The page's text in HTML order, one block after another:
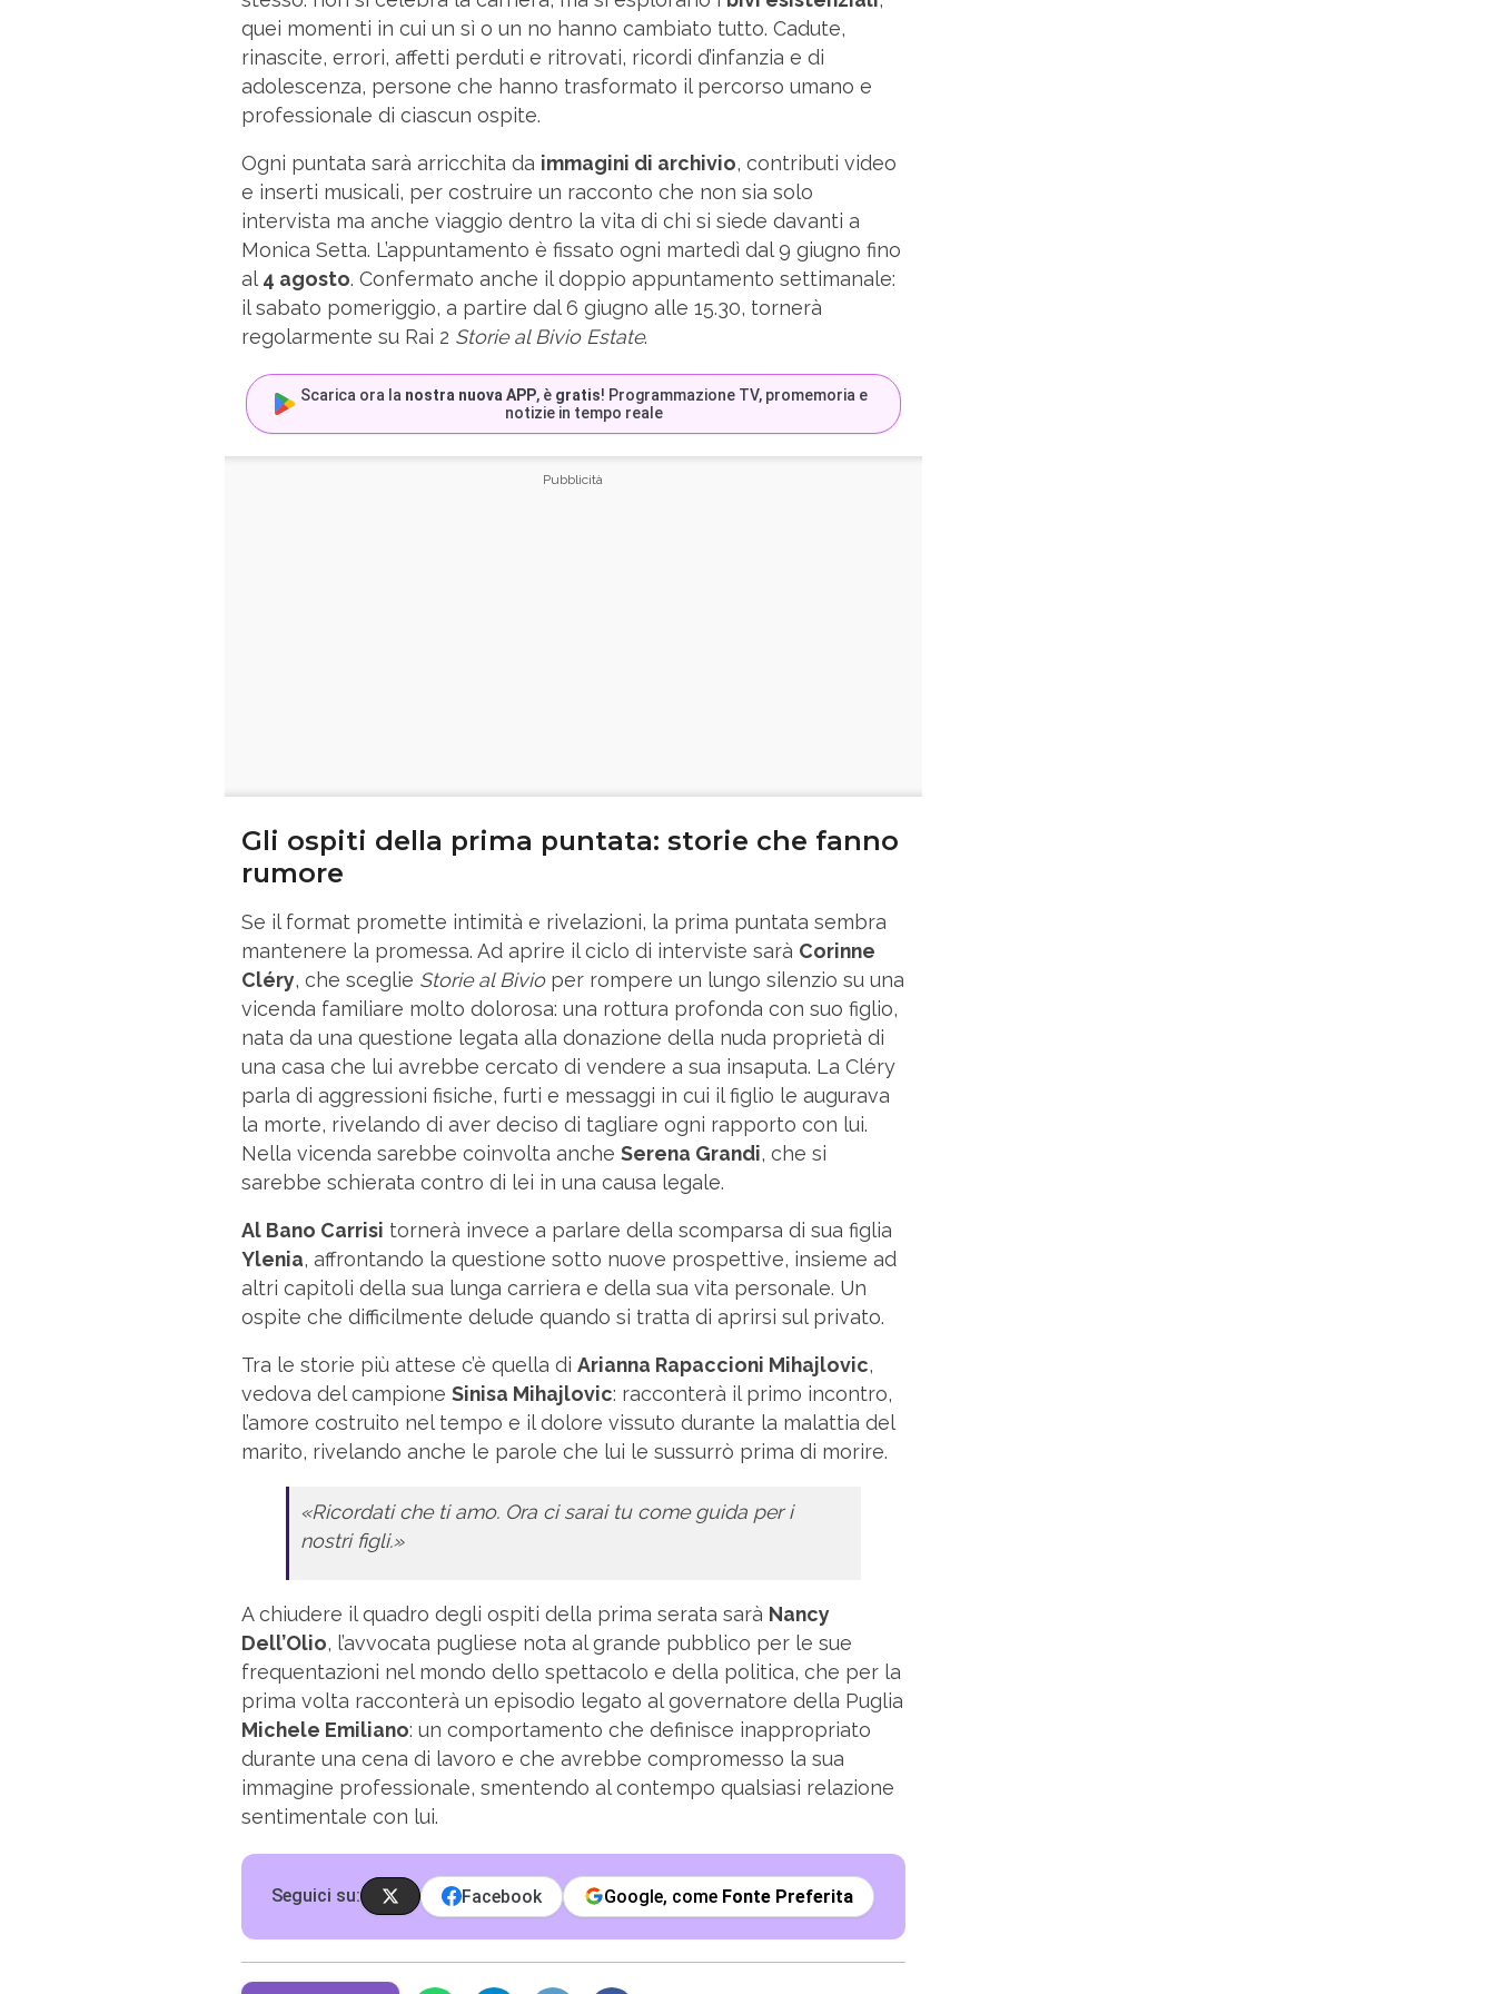
quei momenti in cui un sì o un no hanno cambiato tutto. Cadute,
rinascite, errori, affetti perduti e ritrovati, ricordi d’infanzia e di
adolescenza, persone che hanno trasformato il percorso umano e
professionale di ciascun ospite.
Ogni puntata sarà arricchita da immagini di archivio, contributi video
e inserti musicali, per costruire un racconto che non sia solo
intervista ma anche viaggio dentro la vita di chi si siede davanti a
Monica Setta. L’appuntamento è fissato ogni martedì dal 9 giugno fino
al 4 agosto. Confermato anche il doppio appuntamento settimanale:
il sabato pomeriggio, a partire dal 6 giugno alle 15.30, tornerà
regolarmente su Rai 2 Storie al Bivio Estate.
Scarica ora la nostra nuova APP, è gratis! Programmazione TV, promemoria e
notizie in tempo reale
Gli ospiti della prima puntata: storie che fanno
rumore
Se il format promette intimità e rivelazioni, la prima puntata sembra
mantenere la promessa. Ad aprire il ciclo di interviste sarà Corinne
Cléry, che sceglie Storie al Bivioper rompere un lungo silenzio su una
vicenda familiare molto dolorosa: una rottura profonda con suo figlio,
nata da una questione legata alla donazione della nuda proprietà di
una casa che lui avrebbe cercato di vendere a sua insaputa. La Cléry
parla di aggressioni fisiche, furti e messaggi in cui il figlio le augurava
la morte, rivelando di aver deciso di tagliare ogni rapporto con lui.
Nella vicenda sarebbe coinvolta anche Serena Grandi, che si
sarebbe schierata contro di lei in una causa legale.
Al Bano Carrisi tornerà invece a parlare della scomparsa di sua figlia
Ylenia, affrontando la questione sotto nuove prospettive, insieme ad
altri capitoli della sua lunga carriera e della sua vita personale. Un
ospite che difficilmente delude quando si tratta di aprirsi sul privato.
Tra le storie più attese c’è quella di Arianna Rapaccioni Mihajlovic,
vedova del campione Sinisa Mihajlovic: racconterà il primo incontro,
l’amore costruito nel tempo e il dolore vissuto durante la malattia del
marito, rivelando anche le parole che lui le sussurrò prima di morire.
«Ricordati che ti amo. Ora ci sarai tu come guida per i
nostri figli.»
A chiudere il quadro degli ospiti della prima serata sarà Nancy
Dell’Olio, l’avvocata pugliese nota al grande pubblico per le sue
frequentazioni nel mondo dello spettacolo e della politica, che per la
prima volta racconterà un episodio legato al governatore della Puglia
Michele Emiliano: un comportamento che definisce inappropriato
durante una cena di lavoro e che avrebbe compromesso la sua
immagine professionale, smentendo al contempo qualsiasi relazione
sentimentale con lui.
Seguici su: Facebook Google, come Fonte Preferita